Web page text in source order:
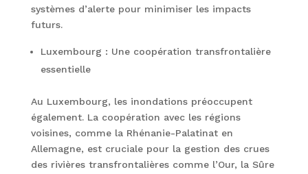
systèmes d’alerte pour minimiser les impacts
futurs.
Luxembourg : Une coopération transfrontalière
essentielle
Au Luxembourg, les inondations préoccupent
également. La coopération avec les régions
voisines, comme la Rhénanie-Palatinat en
Allemagne, est cruciale pour la gestion des crues
des rivières transfrontalières comme l’Our, la Sûre